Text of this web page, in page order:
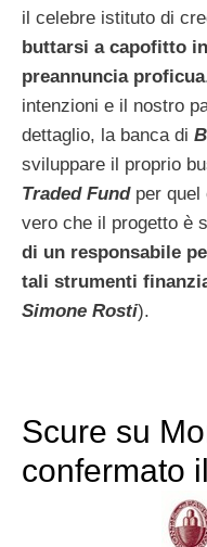
il celebre istituto di
buttarsi a capofitto
preannuncia proficua
intenzioni e il nostro
dettaglio, la banca di
sviluppare il proprio
Traded Fund per quel
vero che il progetto è
di un responsabile
tali strumenti
Simone Rosti).
Scure su
confermato